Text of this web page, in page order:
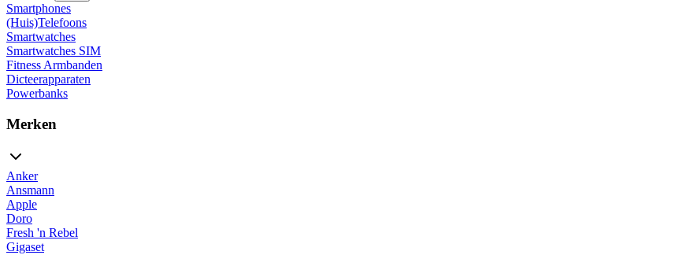
Smartphones
(Huis)Telefoons
Smartwatches
Smartwatches SIM
Fitness Armbanden
Dicteerapparaten
Powerbanks
Merken
Anker
Ansmann
Apple
Doro
Fresh 'n Rebel
Gigaset